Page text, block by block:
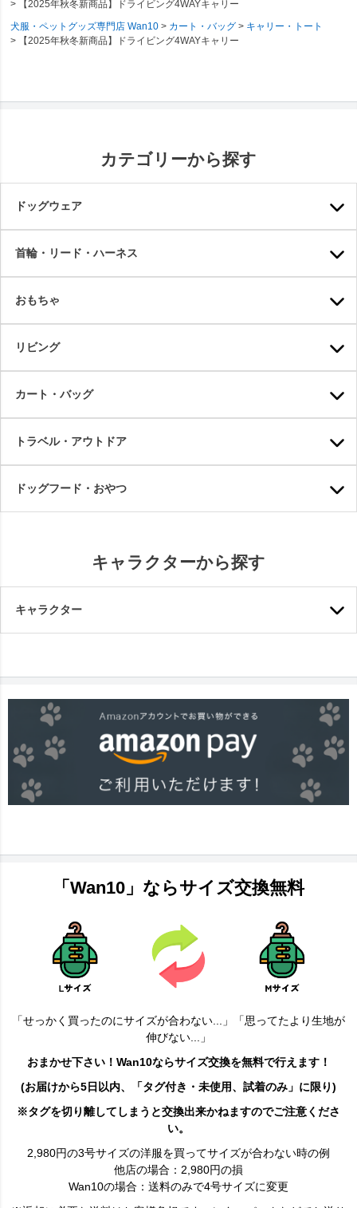
【2025年秋冬新商品】ドライビング4WAYキャリー
犬服・ペットグッズ専門店 Wan10
カート・バッグ
キャリー・トート
【2025年秋冬新商品】ドライビング4WAYキャリー
カテゴリーから探す
ドッグウェア
首輪・リード・ハーネス
おもちゃ
リビング
カート・バッグ
トラベル・アウトドア
ドッグフード・おやつ
キャラクターから探す
キャラクター
「Wan10」ならサイズ交換無料
「せっかく買ったのにサイズが合わない...」「思ってたより生地が
伸びない...」
おまかせ下さい！Wan10ならサイズ交換を無料で行えます！
(お届けから5日以内、「タグ付き・未使用、試着のみ」に限り)
※タグを切り離してしまうと交換出来かねますのでご注意くださ
い。
2,980円の3号サイズの洋服を買ってサイズが合わない時の例
他店の場合：2,980円の損
Wan10の場合：送料のみで4号サイズに変更